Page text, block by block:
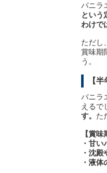
バニラ
という
わけで
ただし
賞味期
う。
【
バニラ
えるで
す。 た
【賞
・甘
・沈
・液